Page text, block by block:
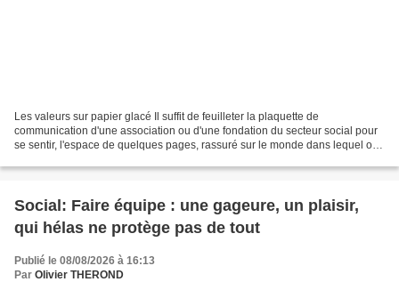
Les valeurs sur papier glacé Il suffit de feuilleter la plaquette de
communication d'une association ou d'une fondation du secteur social pour
se sentir, l'espace de quelques pages, rassuré sur le monde dans lequel on
Social: Faire équipe : une gageure, un plaisir,
qui hélas ne protège pas de tout
Publié le 08/08/2026 à 16:13
Par Olivier THEROND